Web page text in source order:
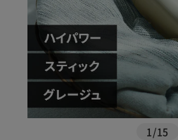
1 /15
※ご確認ください
カートに入れる